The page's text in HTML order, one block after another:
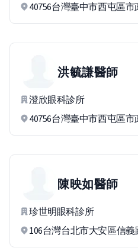
40756台灣臺中市西屯區
洪毓謙醫師
澄欣眼科診所
40756台灣臺中市西屯區
陳映如醫師
珍世明眼科診所
106台灣台北市大安區信義